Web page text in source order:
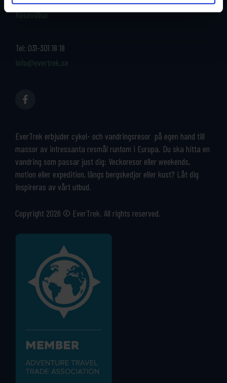
Tel: 031-301 18 18
info@evertrek.se
EverTrek erbjuder cykel- och vandringsresor på egen hand till
massor av intressanta resmål runtom i Europa. Du ska hitta en
vandring som passar just dig: Veckoresor eller weekends,
motion eller expedition, längs bergskedjor eller kust? Låt dig
inspireras av vårt utbud.
Copyright 2026 © EverTrek. All rights reserved.
Resevillkor